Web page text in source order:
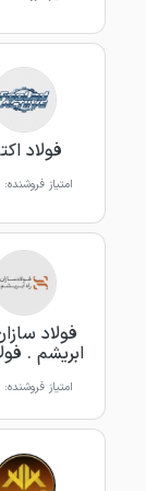
فولاد
امتیاز فروشنده:
فولاد
ابریشم .
امتیاز فروشنده: